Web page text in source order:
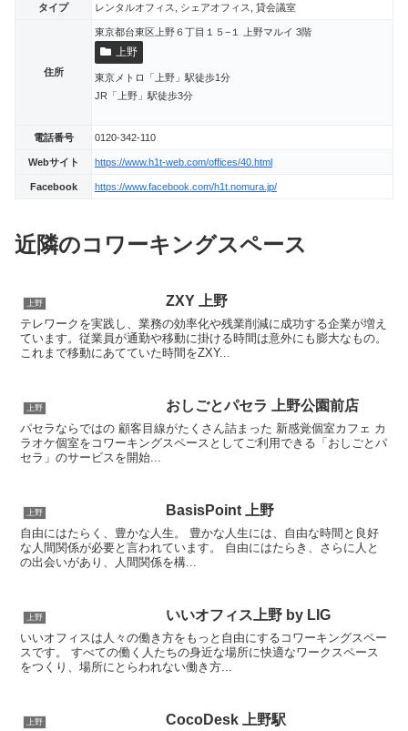
タイプ レンタルオフィス, シェアオフィス, 貸会議室
住所
東京都台東区上野６丁目１５−１ 上野マルイ 3階
上野
東京メトロ「上野」駅徒歩1分
JR「上野」駅徒歩3分
電話番号 0120-342-110
Webサイト https://www.h1t-web.com/offices/40.html
Facebook https://www.facebook.com/h1t.nomura.jp/
近隣のコワーキングスペース
上野 ZXY 上野
テレワークを実践し、業務の効率化や残業削減に成功する企業が増え
ています。従業員が通勤や移動に掛ける時間は意外にも膨大なもの。
これまで移動にあてていた時間をZXY...
上野 おしごとパセラ 上野公園前店
パセラならではの 顧客目線がたくさん詰まった 新感覚個室カフェ カ
ラオケ個室をコワーキングスペースとしてご利用できる「おしごとパ
セラ」のサービスを開始...
上野 BasisPoint 上野
自由にはたらく、豊かな人生。 豊かな人生には、自由な時間と良好
な人間関係が必要と言われています。 自由にはたらき、さらに人と
の出会いがあり、人間関係を構...
上野 いいオフィス上野 by LIG
いいオフィスは人々の働き方をもっと自由にするコワーキングスペー
スです。 すべての働く人たちの身近な場所に快適なワークスペース
をつくり、場所にとらわれない働き方...
上野 CocoDesk 上野駅